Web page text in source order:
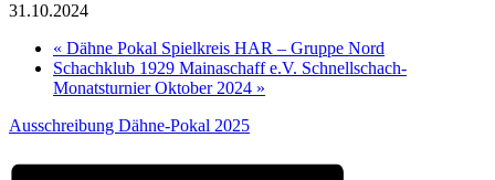
31.10.2024
« Dähne Pokal Spielkreis HAR – Gruppe Nord
Schachklub 1929 Mainaschaff e.V. Schnellschach-
Monatsturnier Oktober 2024 »
Ausschreibung Dähne-Pokal 2025